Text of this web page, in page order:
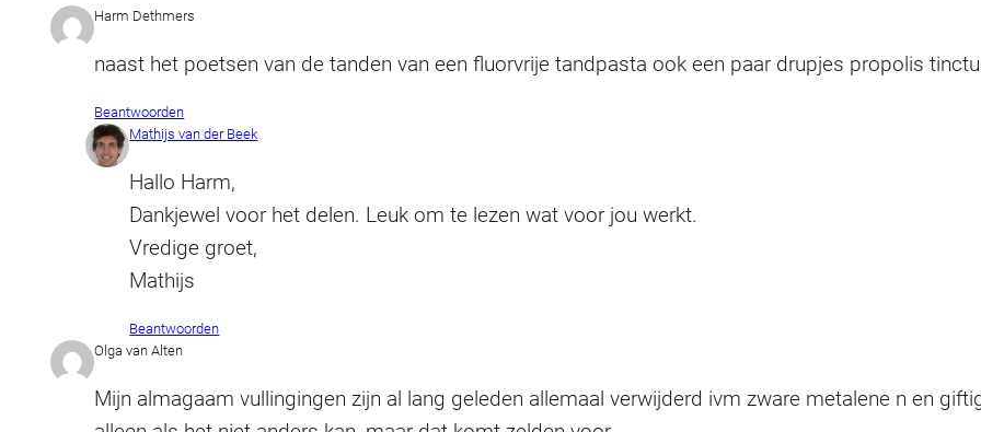
Harm Dethmers
naast het poetsen van de tanden van een fluorvrije tandpasta ook een paar drupjes propolis
Beantwoorden
Mathijs van der Beek
Hallo Harm,
Dankjewel voor het delen. Leuk om te lezen wat voor jou werkt.
Vredige groet,
Mathijs
Beantwoorden
Olga van Alten
Mijn almagaam vullingingen zijn al lang geleden allemaal verwijderd ivm zware metalene n en